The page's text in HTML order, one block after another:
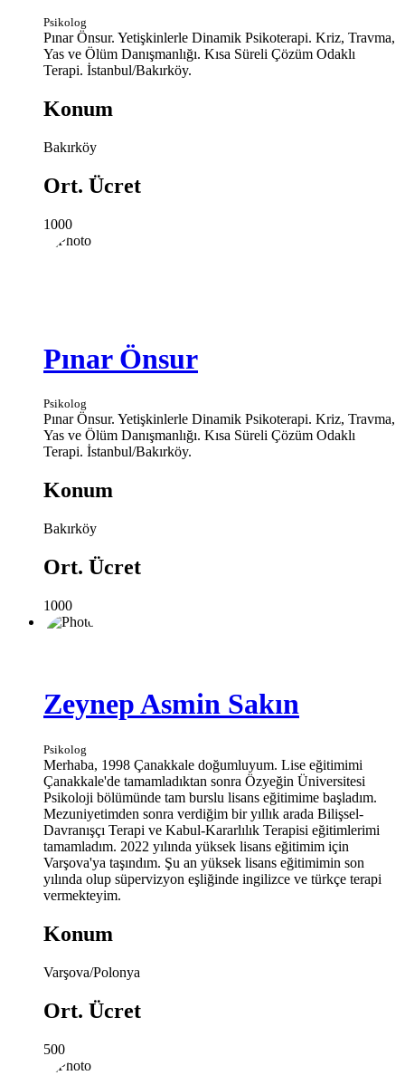
Psikolog
Pınar Önsur. Yetişkinlerle Dinamik Psikoterapi. Kriz, Travma,
Yas ve Ölüm Danışmanlığı. Kısa Süreli Çözüm Odaklı
Terapi. İstanbul/Bakırköy.
Konum
Bakırköy
Ort. Ücret
1000
Pınar Önsur
Psikolog
Pınar Önsur. Yetişkinlerle Dinamik Psikoterapi. Kriz, Travma,
Yas ve Ölüm Danışmanlığı. Kısa Süreli Çözüm Odaklı
Terapi. İstanbul/Bakırköy.
Konum
Bakırköy
Ort. Ücret
1000
Zeynep Asmin Sakın
Psikolog
Merhaba, 1998 Çanakkale doğumluyum. Lise eğitimimi
Çanakkale'de tamamladıktan sonra Özyeğin Üniversitesi
Psikoloji bölümünde tam burslu lisans eğitimime başladım.
Mezuniyetimden sonra verdiğim bir yıllık arada Bilişsel-
Davranışçı Terapi ve Kabul-Kararlılık Terapisi eğitimlerimi
tamamladım. 2022 yılında yüksek lisans eğitimim için
Varşova'ya taşındım. Şu an yüksek lisans eğitimimin son
yılında olup süpervizyon eşliğinde ingilizce ve türkçe terapi
vermekteyim.
Konum
Varşova/Polonya
Ort. Ücret
500